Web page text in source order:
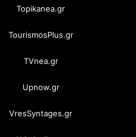
Topikanea.gr
TourismosPlus.gr
TVnea.gr
Upnow.gr
VresSyntages.gr